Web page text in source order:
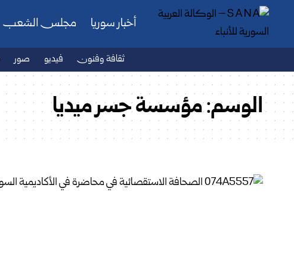
أخبار سوريا مجلس الشعب
ثقافة وفنون فيديو صور
الوسم:مؤسسة جسر ميديا